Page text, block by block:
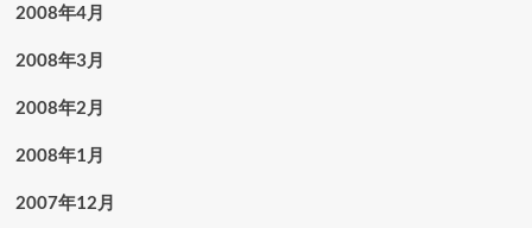
2008年4月
2008年3月
2008年2月
2008年1月
2007年12月